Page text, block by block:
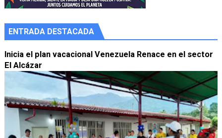
ENTRADA DESTACADA
Inicia el plan vacacional Venezuela Renace en el sector
El Alcázar